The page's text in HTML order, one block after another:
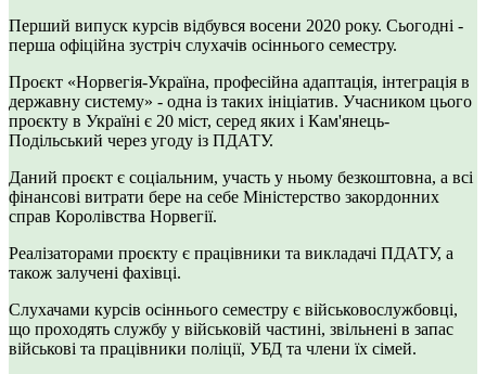
Перший випуск курсів відбувся восени 2020 року. Сьогодні -
перша офіційна зустріч слухачів осіннього семестру.
Проєкт «Норвегія-Україна, професійна адаптація, інтеграція в
державну систему» - одна із таких ініціатив. Учасником цього
проєкту в Україні є 20 міст, серед яких і Кам'янець-
Подільський через угоду із ПДАТУ.
Даний проєкт є соціальним, участь у ньому безкоштовна, а всі
фінансові витрати бере на себе Міністерство закордонних
справ Королівства Норвегії.
Реалізаторами проєкту є працівники та викладачі ПДАТУ, а
також залучені фахівці.
Слухачами курсів осіннього семестру є військовослужбовці,
що проходять службу у військовій частині, звільнені в запас
військові та працівники поліції, УБД та члени їх сімей.